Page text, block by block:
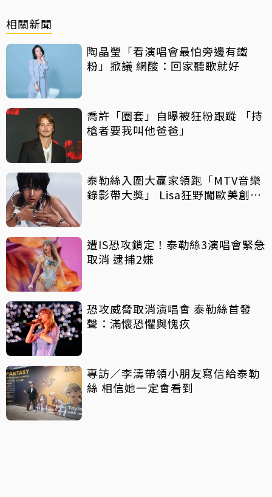
相關新聞
陶晶瑩「看演唱會最怕旁邊有鐵
粉」掀議 網酸：回家聽歌就好
喬許「圈套」自曝被狂粉跟蹤 「持
槍者要我叫他爸爸」
泰勒絲入圍大贏家領跑「MTV音樂
錄影帶大獎」 Lisa狂野闖歐美創佳
遭IS恐攻鎖定！泰勒絲3演唱會緊急
取消 逮捕2嫌
恐攻威脅取消演唱會 泰勒絲首發
聲：滿懷恐懼與愧疚
專訪／李濤帶領小朋友寫信給泰勒
絲 相信她一定會看到